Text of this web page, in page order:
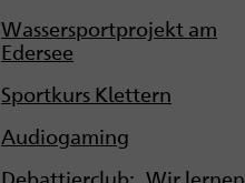
Wassersportprojekt am
Edersee
Sportkurs Klettern
Audiogaming
Debattierclub: „Wir lernen